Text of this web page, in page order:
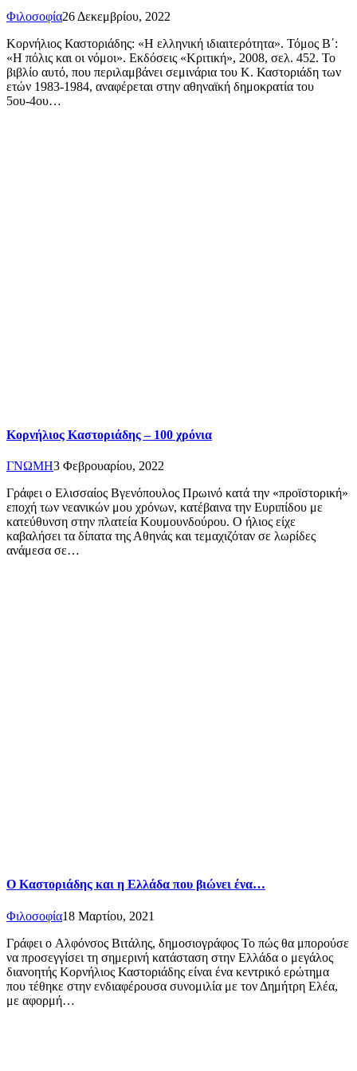
Φιλοσοφία26 Δεκεμβρίου, 2022
Κορνήλιος Καστοριάδης: «Η ελληνική ιδιαιτερότητα». Τόμος Β΄:
«Η πόλις και οι νόμοι». Εκδόσεις «Κριτική», 2008, σελ. 452. Το
βιβλίο αυτό, που περιλαμβάνει σεμινάρια του Κ. Καστοριάδη των
ετών 1983-1984, αναφέρεται στην αθηναϊκή δημοκρατία του
5ου-4ου…
Κορνήλιος Καστοριάδης – 100 χρόνια
ΓΝΩΜΗ3 Φεβρουαρίου, 2022
Γράφει ο Ελισσαίος Βγενόπουλος Πρωινό κατά την «προϊστορική»
εποχή των νεανικών μου χρόνων, κατέβαινα την Ευριπίδου με
κατεύθυνση στην πλατεία Κουμουνδούρου. Ο ήλιος είχε
καβαλήσει τα δίπατα της Αθηνάς και τεμαχιζόταν σε λωρίδες
ανάμεσα σε…
Ο Καστοριάδης και η Ελλάδα που βιώνει ένα…
Φιλοσοφία18 Μαρτίου, 2021
Γράφει ο Αλφόνσος Βιτάλης, δημοσιογράφος Το πώς θα μπορούσε
να προσεγγίσει τη σημερινή κατάσταση στην Ελλάδα ο μεγάλος
διανοητής Κορνήλιος Καστοριάδης είναι ένα κεντρικό ερώτημα
που τέθηκε στην ενδιαφέρουσα συνομιλία με τον Δημήτρη Ελέα,
με αφορμή…